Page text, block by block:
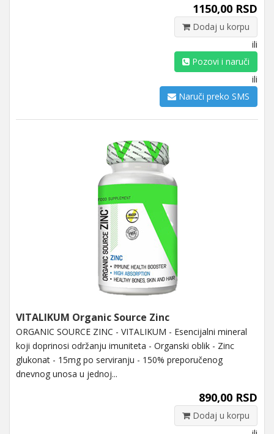
1150,00 RSD
Dodaj u korpu
ili
Pozovi i naruči
ili
Naruči preko SMS
VITALIKUM Organic Source Zinc
ORGANIC SOURCE ZINC - VITALIKUM - Esencijalni mineral
koji doprinosi održanju imuniteta - Organski oblik - Zinc
glukonat - 15mg po serviranju - 150% preporučenog
dnevnog unosa u jednoj...
890,00 RSD
Dodaj u korpu